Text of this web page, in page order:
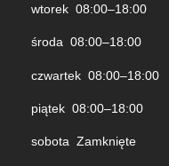
wtorek 08:00–18:00
środa 08:00–18:00
czwartek 08:00–18:00
piątek 08:00–18:00
sobota Zamknięte